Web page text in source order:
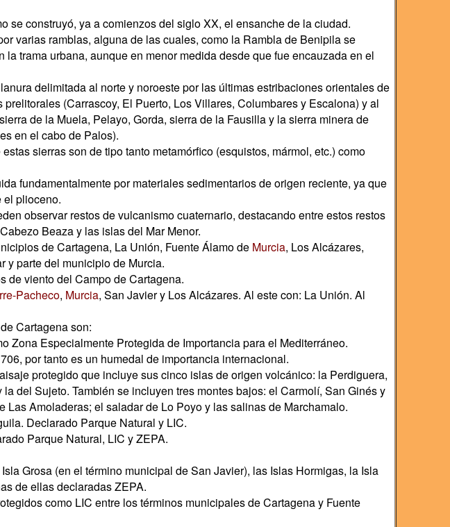
se construyó, ya a comienzos del siglo XX, el ensanche de la ciudad.
varias ramblas, alguna de las cuales, como la Rambla de Benipila se
trama urbana, aunque en menor medida desde que fue encauzada en el
delimitada al norte y noroeste por las últimas estribaciones orientales de
(Carrascoy, El Puerto, Los Villares, Columbares y Escalona) y al
de la Muela, Pelayo, Gorda, sierra de la Fausilla y la sierra minera de
en el cabo de Palos).
sierras son de tipo tanto metamórfico (esquistos, mármol, etc.) como
fundamentalmente por materiales sedimentarios de origen reciente, ya que
el plioceno.
observar restos de vulcanismo cuaternario, destacando entre estos restos
Beaza y las islas del Mar Menor.
de Cartagena, La Unión, Fuente Álamo de Murcia, Los Alcázares,
y parte del municipio de Murcia.
de viento del Campo de Cartagena.
Pacheco, Murcia, San Javier y Los Alcázares. Al este con: La Unión. Al
Cartagena son:
Zona Especialmente Protegida de Importancia para el Mediterráneo.
por tanto es un humedal de importancia internacional.
protegido que incluye sus cinco islas de origen volcánico: la Perdiguera,
del Sujeto. También se incluyen tres montes bajos: el Carmolí, San Ginés y
Amoladeras; el saladar de Lo Poyo y las salinas de Marchamalo.
Declarado Parque Natural y LIC.
Parque Natural, LIC y ZEPA.
Grosa (en el término municipal de San Javier), las Islas Hormigas, la Isla
de ellas declaradas ZEPA.
como LIC entre los términos municipales de Cartagena y Fuente